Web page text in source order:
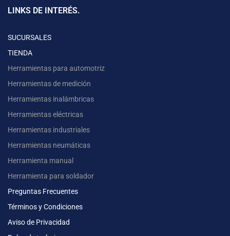
LINKS DE INTERÉS.
SUCURSALES
TIENDA
Herramientas para automotriz
Herramientas de medición
Herramientas inalámbricas
Herramientas eléctricas
Herramientas industriales
Herramientas neumáticas
Herramienta manual
Herramienta para soldador
Preguntas Frecuentes
Términos y Condiciones
Aviso de Privacidad